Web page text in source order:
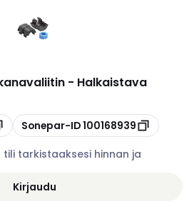
- Halkaistava
Kopioi
Sonepar-ID100168939
tarkistaaksesi hinnan ja
Kirjaudu